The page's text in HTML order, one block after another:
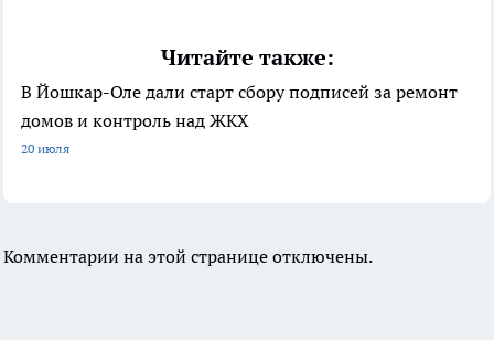
Читайте также:
В Йошкар-Оле дали старт сбору подписей за ремонт
домов и контроль над ЖКХ
20 июля
Комментарии на этой странице отключены.